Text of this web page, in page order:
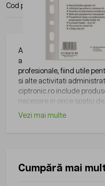
Cod produs: OF-21142215-90
Articolele de papetarie pot
activitatile zilnice din
profesionale, fiind utile
si alte activitati
ciptronic.ro include
necesare in orice spatiu de
Vezi mai multe
Cumpără mai